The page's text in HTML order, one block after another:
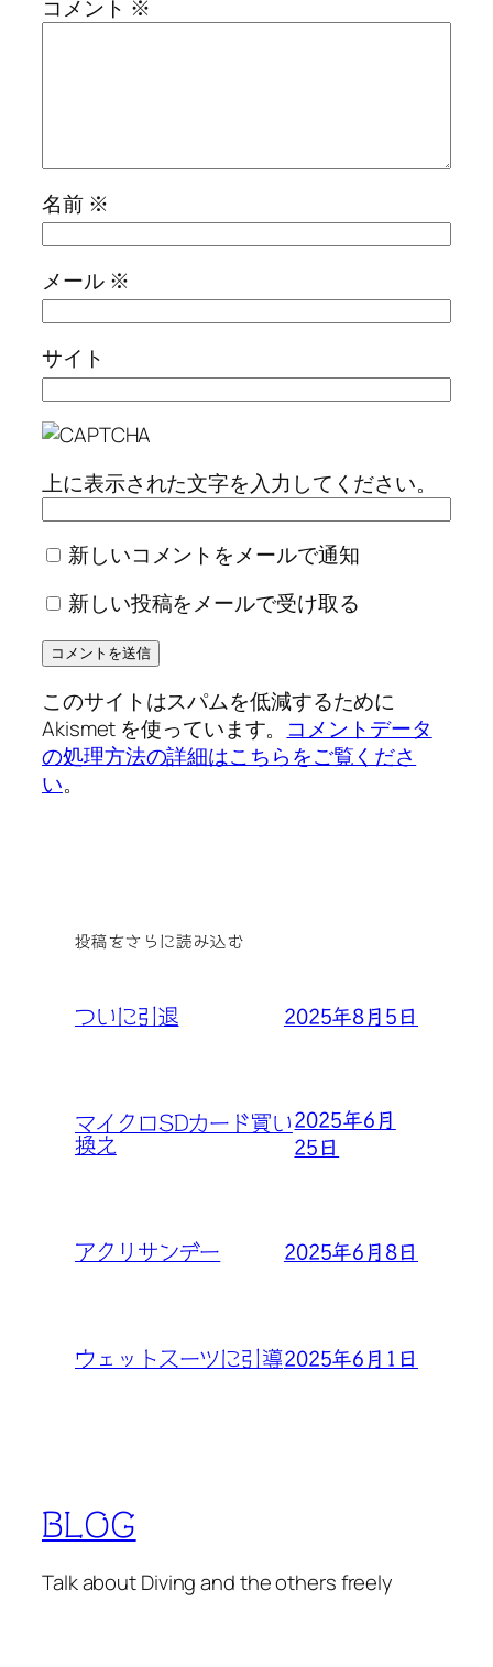
コメント ※
名前 ※
メール ※
サイト
上に表示された文字を入力してください。
新しいコメントをメールで通知
新しい投稿をメールで受け取る
このサイトはスパムを低減するために
Akismet を使っています。 コメントデータ
の処理方法の詳細はこちらをご覧くださ
い。
投稿をさらに読み込む
ついに引退 2025年8月5日
マイクロSDカード買い
換え
2025年6月
25日
アクリサンデー 2025年6月8日
ウェットスーツに引導2025年6月1日
BLOG
Talk about Diving and the others freely